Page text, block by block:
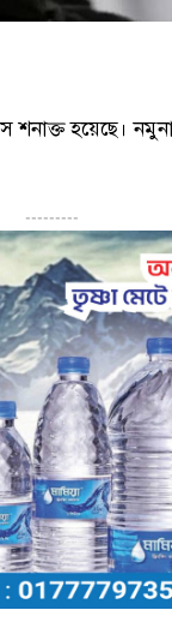
হয়েছে।
---------